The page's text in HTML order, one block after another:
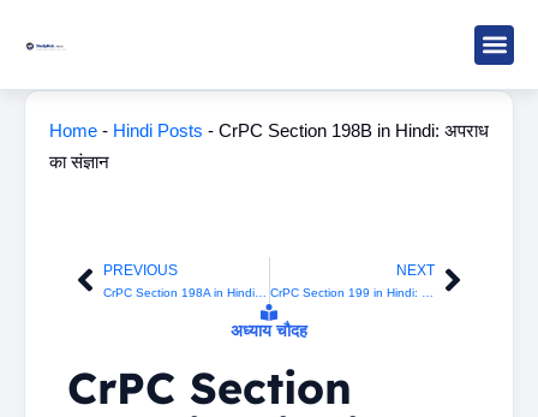
Home - Hindi Posts - CrPC Section 198B in Hindi: अपराध
का संज्ञान
Prev
PREVIOUS NEXT Next
अध्याय चौदह
CrPC Section